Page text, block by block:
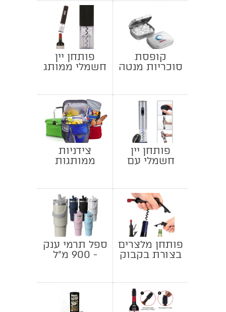
קופסת
סוכריות מנטה
פותחן יין
חשמלי ממותג
פותחן יין
חשמלי עם
צידניות
ממותגות
פותחן מלצרים
בצורת בקבוק
ספל תרמי ענק
- 900 מ"ל